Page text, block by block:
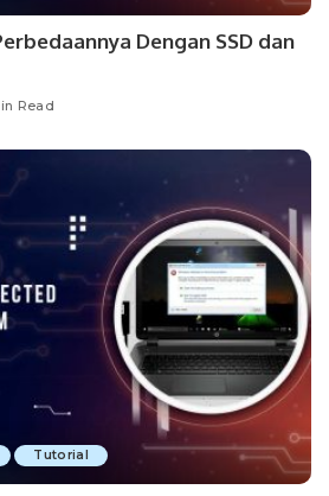
Dengan SSD dan
Read
Tutorial